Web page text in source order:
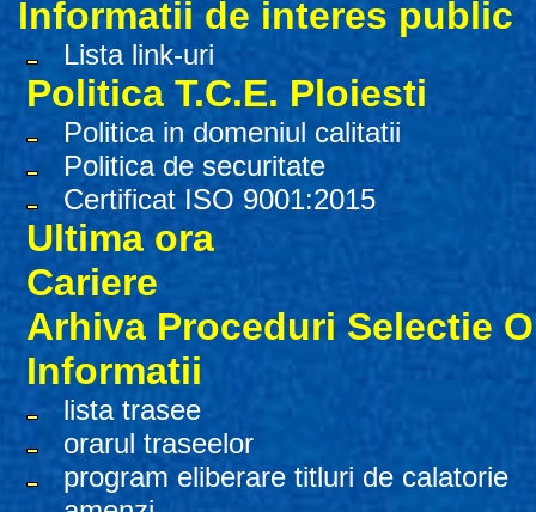
Informatii de interes public
Lista link-uri
Politica T.C.E. Ploiesti
Politica in domeniul calitatii
Politica de securitate
Certificat ISO 9001:2015
Ultima ora
Cariere
Arhiva Proceduri Selectie
Informatii
lista trasee
orarul traseelor
program eliberare titluri de calatorie